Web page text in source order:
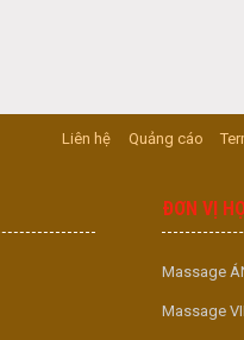
Liên hệ Quảng cáo
ĐƠN VỊ
Massage
Massage